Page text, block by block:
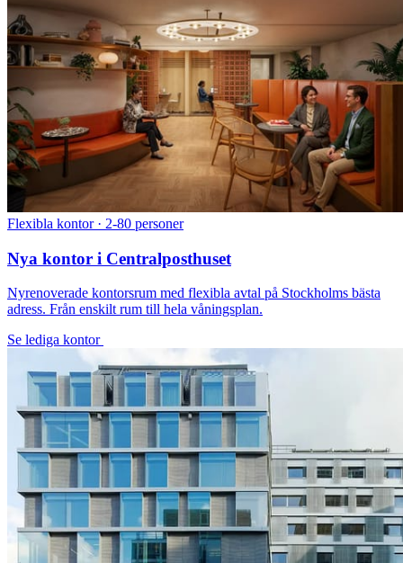
Flexibla kontor · 2-80 personer
Nya kontor i Centralposthuset
Nyrenoverade kontorsrum med flexibla avtal på Stockholms bästa
adress. Från enskilt rum till hela våningsplan.
Se lediga kontor